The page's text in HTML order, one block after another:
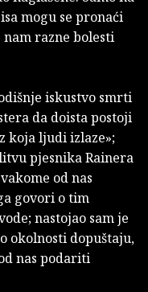
mogu se pronaći
razne bolesti
iskustvo smrti
da doista postoji
koja ljudi izlaze»;
pjesnika Rainera
od nas
govori o tim
nastojao sam je
okolnosti dopuštaju,
nas podariti